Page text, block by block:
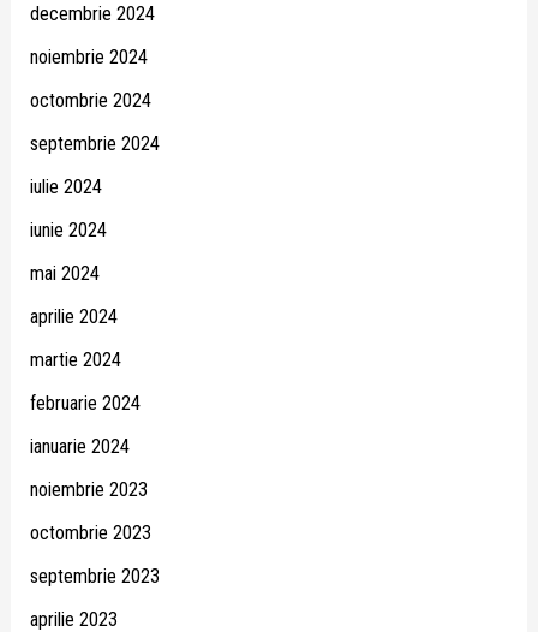
decembrie 2024
noiembrie 2024
octombrie 2024
septembrie 2024
iulie 2024
iunie 2024
mai 2024
aprilie 2024
martie 2024
februarie 2024
ianuarie 2024
noiembrie 2023
octombrie 2023
septembrie 2023
aprilie 2023